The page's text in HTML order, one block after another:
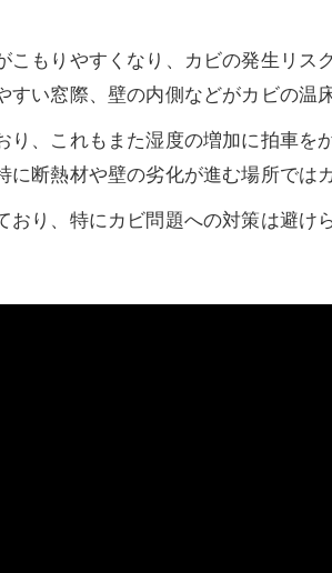
もりやすくなり、カビの発生リス
い窓際、壁の内側などがカビの温
、これもまた湿度の増加に拍車を
断熱材や壁の劣化が進む場所では
り、特にカビ問題への対策は避け